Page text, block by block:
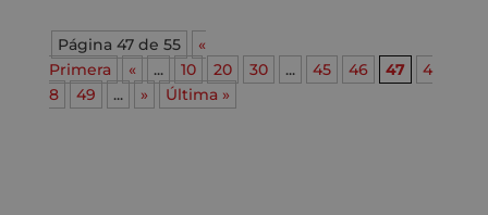
Página 47 de 55
«
Primera
« ... 10 20 30 ... 45 46 47
4
8
49 ... » Última »